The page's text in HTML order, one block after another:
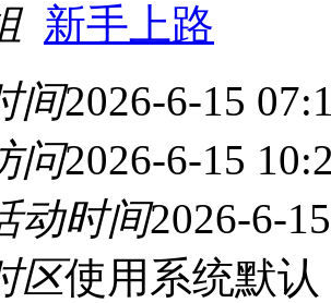
新手上路
间2026-6-15
问2026-6-15
动时间2026-6-
区使用系统默认